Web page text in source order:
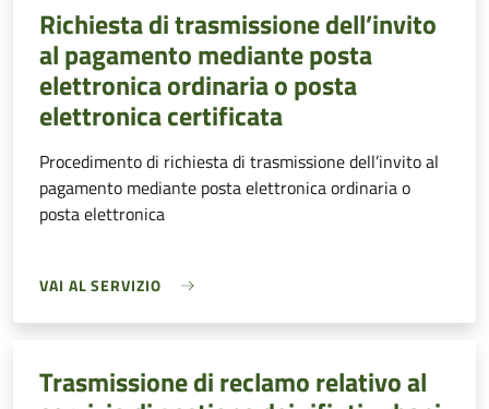
Richiesta di trasmissione dell’invito
al pagamento mediante posta
elettronica ordinaria o posta
elettronica certificata
Procedimento di richiesta di trasmissione dell’invito al
pagamento mediante posta elettronica ordinaria o
posta elettronica
VAI AL SERVIZIO
Trasmissione di reclamo relativo al